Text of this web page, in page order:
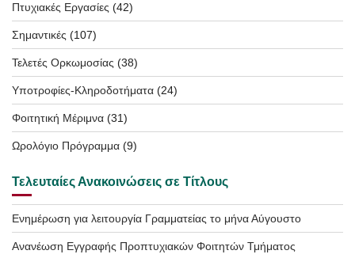
Πτυχιακές Εργασίες (42)
Σημαντικές (107)
Τελετές Ορκωμοσίας (38)
Υποτροφίες-Κληροδοτήματα (24)
Φοιτητική Μέριμνα (31)
Ωρολόγιο Πρόγραμμα (9)
Τελευταίες Ανακοινώσεις σε Τίτλους
Ενημέρωση για λειτουργία Γραμματείας το μήνα Αύγουστο
Ανανέωση Εγγραφής Προπτυχιακών Φοιτητών Τμήματος